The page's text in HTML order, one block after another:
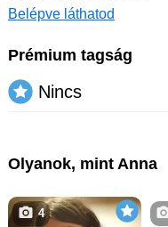
Belépve láthatod
Prémium tagság
Nincs
Olyanok, mint Anna
4